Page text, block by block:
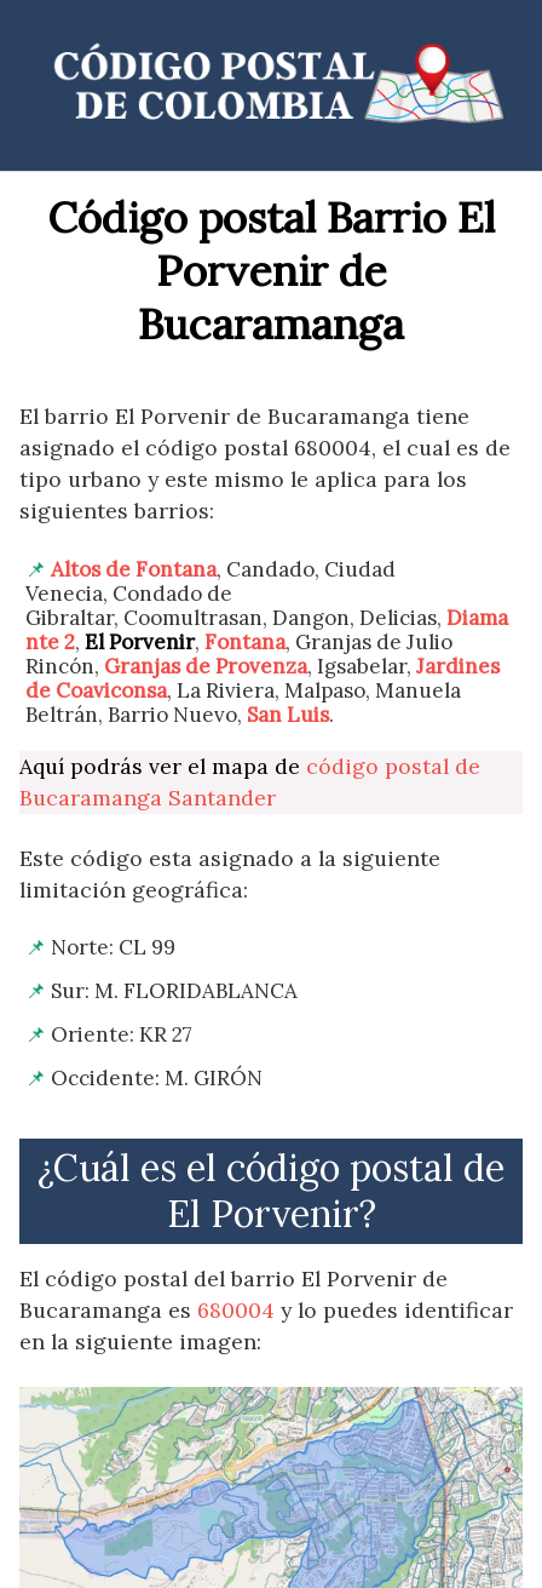
contenido
Código postal Barrio El
Porvenir de
Bucaramanga
El barrio El Porvenir de Bucaramanga tiene
asignado el código postal 680004, el cual es de
tipo urbano y este mismo le aplica para los
siguientes barrios:
Altos de Fontana, Candado, Ciudad
Venecia, Condado de
Gibraltar, Coomultrasan, Dangon, Delicias, Diama
nte 2, El Porvenir, Fontana, Granjas de Julio
Rincón, Granjas de Provenza, Igsabelar, Jardines
de Coaviconsa, La Riviera, Malpaso, Manuela
Beltrán, Barrio Nuevo, San Luis.
Aquí podrás ver el mapa de código postal de
Bucaramanga Santander
Este código esta asignado a la siguiente
limitación geográfica:
Norte: CL 99
Sur: M. FLORIDABLANCA
Oriente: KR 27
Occidente: M. GIRÓN
¿Cuál es el código postal de
El Porvenir?
El código postal del barrio El Porvenir de
Bucaramanga es 680004 y lo puedes identificar
en la siguiente imagen: